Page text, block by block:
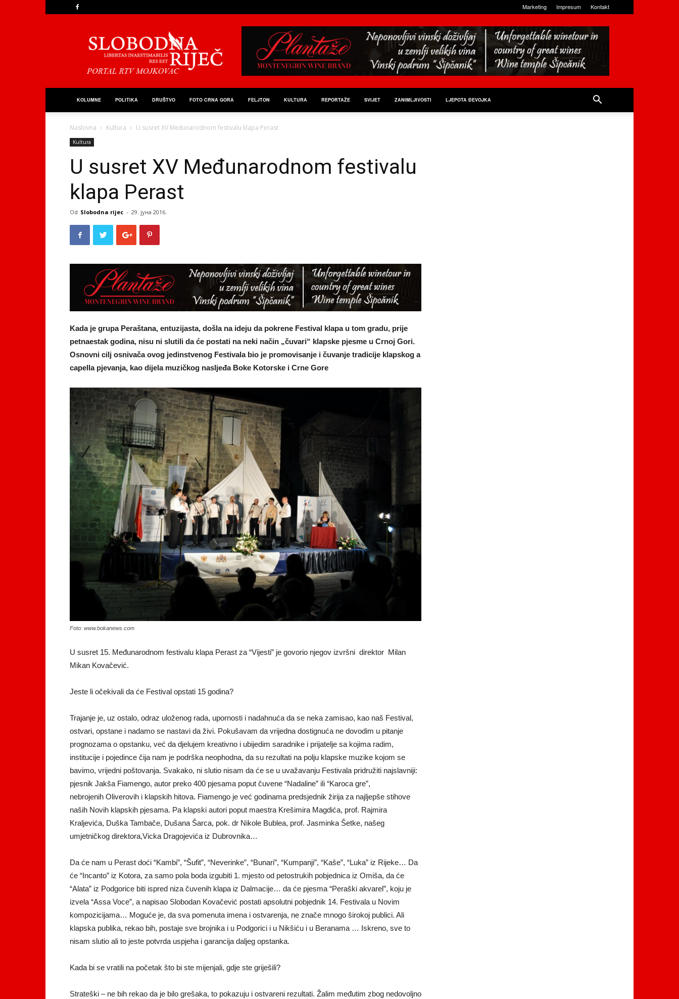
Marketing Impresum Kontakt
Riječ
KOLUMNE POLITIKA DRUŠTVO FOTO CRNA GORA FELJTON KULTURA REPORTAŽE SVIJET ZANIMLJIVOSTI LJEPOTA ĐEVOJKA
Naslovna Kultura U susret XV Međunarodnom festivalu klapa Perast
Kultura
U susret XV Međunarodnom festivalu
klapa Perast
Od Slobodna rijec - 29. јуна 2016.
Kada je grupa Peraštana, entuzijasta, došla na ideju da pokrene Festival klapa u tom gradu, prije
petnaestak godina, nisu ni slutili da će postati na neki način „čuvari“ klapske pjesme u Crnoj Gori.
Osnovni cilj osnivača ovog jedinstvenog Festivala bio je promovisanje i čuvanje tradicije klapskog a
capella pjevanja, kao dijela muzičkog nasljeđa Boke Kotorske i Crne Gore
Foto: www.bokanews.com
U susret 15. Međunarodnom festivalu klapa Perast za “Vijesti” je govorio njegov izvršni direktor Milan
Mikan Kovačević.
Jeste li očekivali da će Festival opstati 15 godina?
Trajanje je, uz ostalo, odraz uloženog rada, upornosti i nadahnuća da se neka zamisao, kao naš Festival,
ostvari, opstane i nadamo se nastavi da živi. Pokušavam da vrijedna dostignuća ne dovodim u pitanje
prognozama o opstanku, već da djelujem kreativno i ubijedim saradnike i prijatelje sa kojima radim,
institucije i pojedince čija nam je podrška neophodna, da su rezultati na polju klapske muzike kojom se
bavimo, vrijedni poštovanja. Svakako, ni slutio nisam da će se u uvažavanju Festivala pridružiti najslavniji:
pjesnik Jakša Fiamengo, autor preko 400 pjesama poput čuvene “Nadaline” ili “Karoca gre”,
nebrojenih Oliverovih i klapskih hitova. Fiamengo je već godinama predsjednik žirija za najljepše stihove
naših Novih klapskih pjesama. Pa klapski autori poput maestra Krešimira Magdića, prof. Rajmira
Kraljevića, Duška Tambače, Dušana Šarca, pok. dr Nikole Bublea, prof. Jasminka Šetke, našeg
umjetničkog direktora,Vicka Dragojevića iz Dubrovnika…
Da će nam u Perast doći “Kambi”, “Šufit”, “Neverinke”, “Bunari”, “Kumpanji”, “Kaše”, “Luka” iz Rijeke… Da
će “Incanto” iz Kotora, za samo pola boda izgubiti 1. mjesto od petostrukih pobjednica iz Omiša, da će
“Alata” iz Podgorice biti ispred niza čuvenih klapa iz Dalmacije… da će pjesma “Peraški akvarel”, koju je
izvela “Assa Voce”, a napisao Slobodan Kovačević postati apsolutni pobjednik 14. Festivala u Novim
kompozicijama… Moguće je, da sva pomenuta imena i ostvarenja, ne znače mnogo širokoj publici. Ali
klapska publika, rekao bih, postaje sve brojnika i u Podgorici i u Nikšiću i u Beranama … Iskreno, sve to
nisam slutio ali to jeste potvrda uspjeha i garancija daljeg opstanka.
Kada bi se vratili na početak što bi ste mijenjali, gdje ste griješili?
Strateški – ne bih rekao da je bilo grešaka, to pokazuju i ostvareni rezultati. Žalim međutim zbog nedovoljno